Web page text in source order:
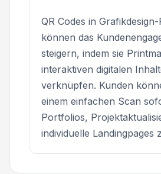
QR Codes in
können das
steigern, indem sie
interaktiven digitalen
verknüpfen. Kunden
einem einfachen Scan
Portfolios,
individuelle Landingpages